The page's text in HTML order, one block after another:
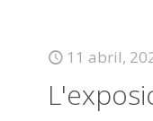
11 abril,